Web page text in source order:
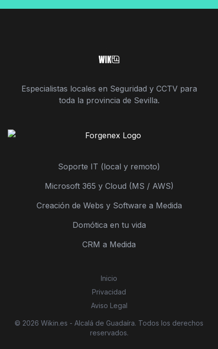
Especialistas locales en Seguridad y CCTV para
toda la provincia de Sevilla.
Soporte IT (local y remoto)
Microsoft 365 y Cloud (MS / AWS)
Creación de Webs y Software a Medida
Domótica en tu vida
CRM a Medida
Inicio
Privacidad
Aviso Legal
© 2026 Wikin.es - Alcalá de Guadaíra. Todos los derechos
reservados.